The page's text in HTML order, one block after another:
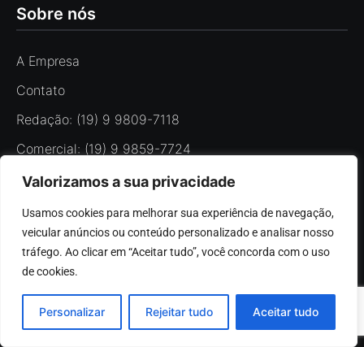
Valorizamos a sua privacidade
Usamos cookies para melhorar sua experiência de navegação,
veicular anúncios ou conteúdo personalizado e analisar nosso
tráfego. Ao clicar em “Aceitar tudo”, você concorda com o uso
de cookies.
Personalizar Rejeitar tudo Aceitar tudo
Sobre nós
A Empresa
Contato
Redação: (19) 9 9809-7118
Comercial: (19) 9 9859-7724
contato@portoferreirahoje.com.br
Política de Privacidade
Mídia Kit